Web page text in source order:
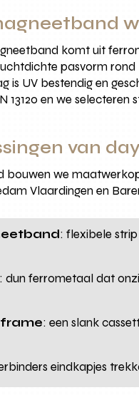
komt uit
pasvorm
is UV bestendig en
13120 en we
van
we
Vlaardingen en
: flexibele
: dun ferrometaal dat
: een slank
eindkapjes